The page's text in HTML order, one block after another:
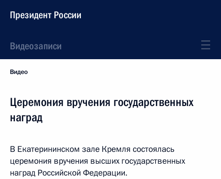
Президент России
Видеозаписи
Видео
Церемония вручения государственных
наград
В Екатерининском зале Кремля состоялась
церемония вручения высших государственных
наград Российской Федерации.